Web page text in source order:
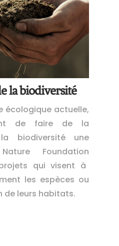
la biodiversité
écologique actuelle,
de faire de la
biodiversité une
Foundation
qui visent à
les espèces ou
de leurs habitats.